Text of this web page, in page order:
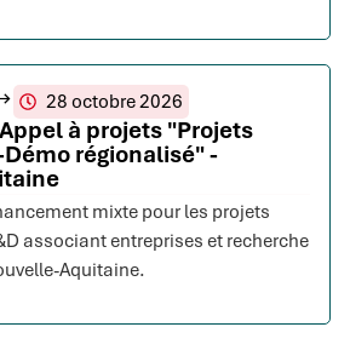
28 octobre 2026
à projets "Projets
régionalisé" -
mixte pour les projets
associant entreprises et recherche
Aquitaine.